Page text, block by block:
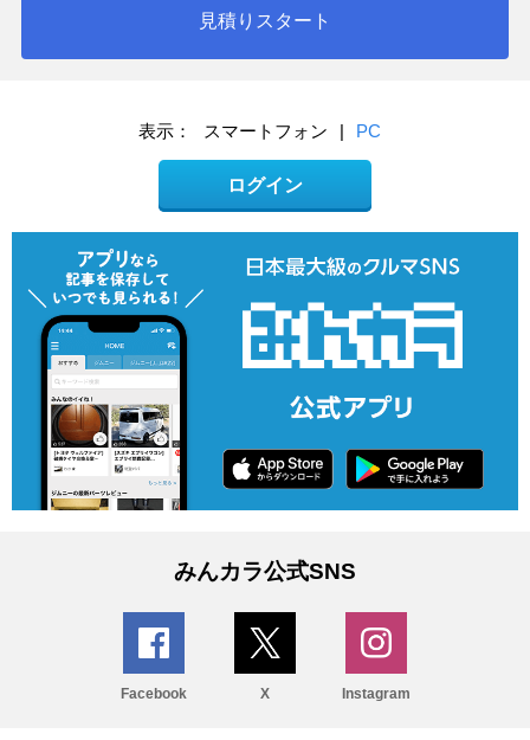
見積りスタート
表示： スマートフォン | PC
ログイン
みんカラ公式SNS
Facebook X Instagram